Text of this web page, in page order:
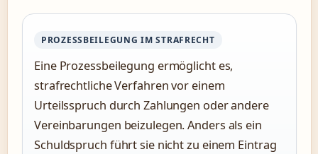
PROZESSBEILEGUNG IM STRAFRECHT
Eine Prozessbeilegung ermöglicht es,
strafrechtliche Verfahren vor einem
Urteilsspruch durch Zahlungen oder andere
Vereinbarungen beizulegen. Anders als ein
Schuldspruch führt sie nicht zu einem Eintrag